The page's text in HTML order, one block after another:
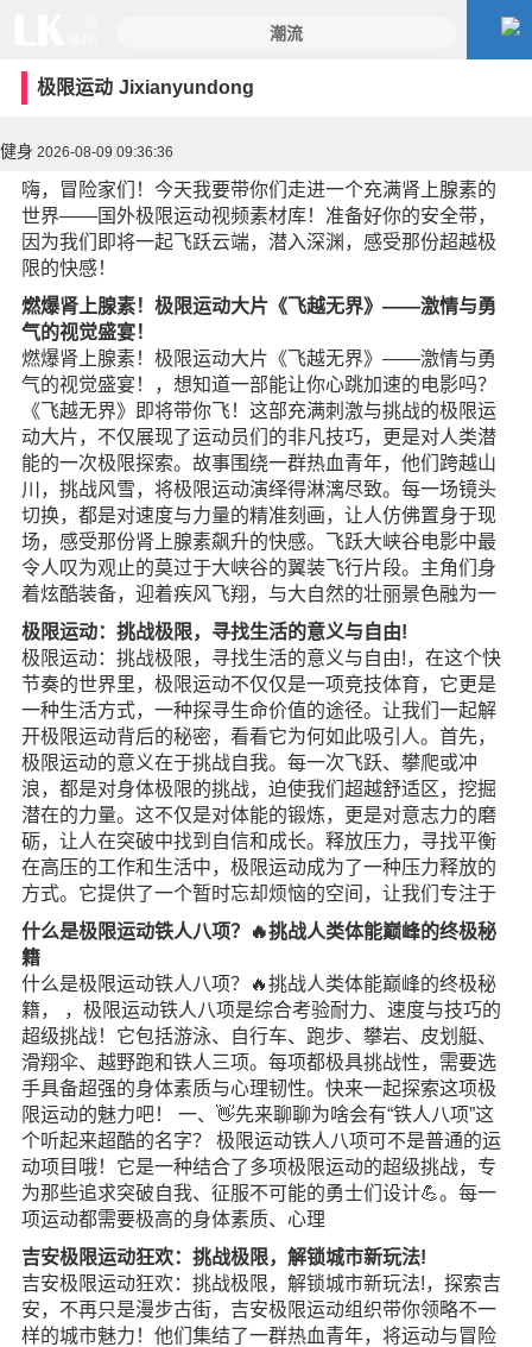
极限运动 Jixianyundong
健身 2026-08-09 09:36:36
嗨，冒险家们！今天我要带你们走进一个充满肾上腺素的
世界——国外极限运动视频素材库！准备好你的安全带，
因为我们即将一起飞跃云端，潜入深渊，感受那份超越极
限的快感！
燃爆肾上腺素！极限运动大片《飞越无界》——激情与勇
气的视觉盛宴！
燃爆肾上腺素！极限运动大片《飞越无界》——激情与勇
气的视觉盛宴！，想知道一部能让你心跳加速的电影吗？
《飞越无界》即将带你飞！这部充满刺激与挑战的极限运
动大片，不仅展现了运动员们的非凡技巧，更是对人类潜
能的一次极限探索。故事围绕一群热血青年，他们跨越山
川，挑战风雪，将极限运动演绎得淋漓尽致。每一场镜头
切换，都是对速度与力量的精准刻画，让人仿佛置身于现
场，感受那份肾上腺素飙升的快感。飞跃大峡谷电影中最
令人叹为观止的莫过于大峡谷的翼装飞行片段。主角们身
着炫酷装备，迎着疾风飞翔，与大自然的壮丽景色融为一
极限运动：挑战极限，寻找生活的意义与自由!
极限运动：挑战极限，寻找生活的意义与自由!，在这个快
节奏的世界里，极限运动不仅仅是一项竞技体育，它更是
一种生活方式，一种探寻生命价值的途径。让我们一起解
开极限运动背后的秘密，看看它为何如此吸引人。首先，
极限运动的意义在于挑战自我。每一次飞跃、攀爬或冲
浪，都是对身体极限的挑战，迫使我们超越舒适区，挖掘
潜在的力量。这不仅是对体能的锻炼，更是对意志力的磨
砺，让人在突破中找到自信和成长。释放压力，寻找平衡
在高压的工作和生活中，极限运动成为了一种压力释放的
方式。它提供了一个暂时忘却烦恼的空间，让我们专注于
什么是极限运动铁人八项？🔥挑战人类体能巅峰的终极秘
籍
什么是极限运动铁人八项？🔥挑战人类体能巅峰的终极秘
籍， ，极限运动铁人八项是综合考验耐力、速度与技巧的
超级挑战！它包括游泳、自行车、跑步、攀岩、皮划艇、
滑翔伞、越野跑和铁人三项。每项都极具挑战性，需要选
手具备超强的身体素质与心理韧性。快来一起探索这项极
限运动的魅力吧！ 一、👋先来聊聊为啥会有“铁人八项”这
个听起来超酷的名字？ 极限运动铁人八项可不是普通的运
动项目哦！它是一种结合了多项极限运动的超级挑战，专
为那些追求突破自我、征服不可能的勇士们设计💪。每一
项运动都需要极高的身体素质、心理
吉安极限运动狂欢：挑战极限，解锁城市新玩法!
吉安极限运动狂欢：挑战极限，解锁城市新玩法!，探索吉
安，不再只是漫步古街，吉安极限运动组织带你领略不一
样的城市魅力！他们集结了一群热血青年，将运动与冒险